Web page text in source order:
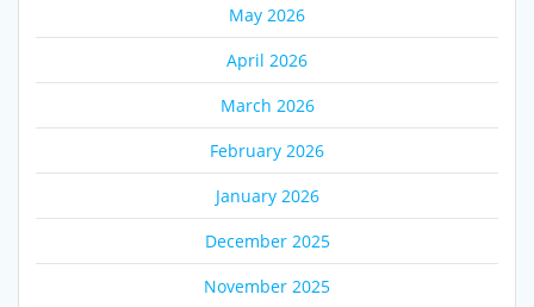
May 2026
April 2026
March 2026
February 2026
January 2026
December 2025
November 2025